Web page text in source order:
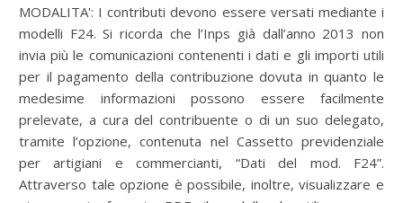
MODALITA': I contributi devono essere versati mediante i
modelli F24. Si ricorda che l’Inps già dall’anno 2013 non
invia più le comunicazioni contenenti i dati e gli importi utili
per il pagamento della contribuzione dovuta in quanto le
medesime informazioni possono essere facilmente
prelevate, a cura del contribuente o di un suo delegato,
tramite l’opzione, contenuta nel Cassetto previdenziale
per artigiani e commercianti, “Dati del mod. F24”.
Attraverso tale opzione è possibile, inoltre, visualizzare e